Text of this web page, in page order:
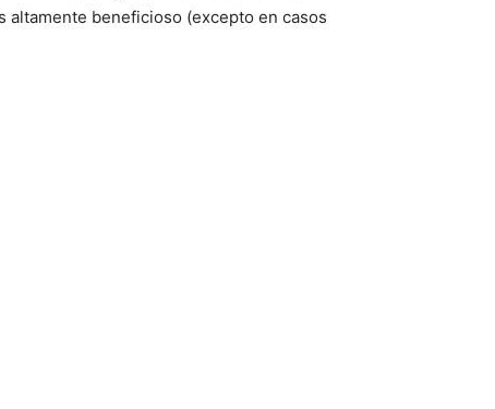
beneficioso (excepto en casos